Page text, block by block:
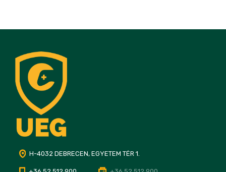
H-4032 DEBRECEN, EGYETEM TÉR 1.